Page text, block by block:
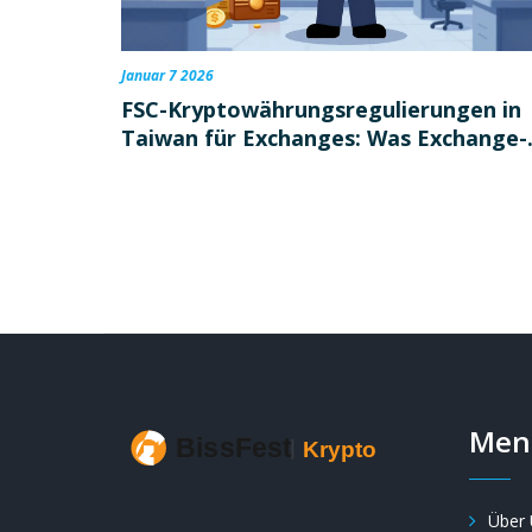
Januar 7 2026
FSC-Kryptowährungsregulierungen in
Taiwan für Exchanges: Was Exchange-
Über